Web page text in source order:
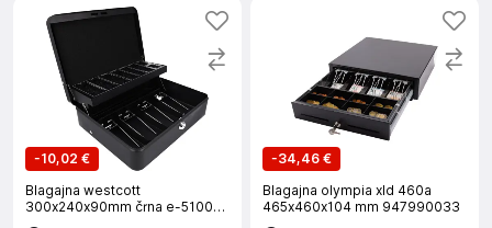
-10,02 €
Blagajna westcott
300x240x90mm črna e-51003
black
-34,46 €
Blagajna olympia xld 460a
465x460x104 mm 947990033